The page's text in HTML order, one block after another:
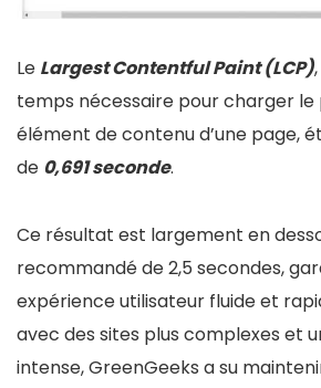
Le Largest Contentful Paint (LCP)
temps nécessaire pour charger le
élément de contenu d’une page,
de 0,691 seconde.
Ce résultat est largement en
recommandé de 2,5 secondes,
expérience utilisateur fluide et
avec des sites plus complexes et
intense, GreenGeeks a su